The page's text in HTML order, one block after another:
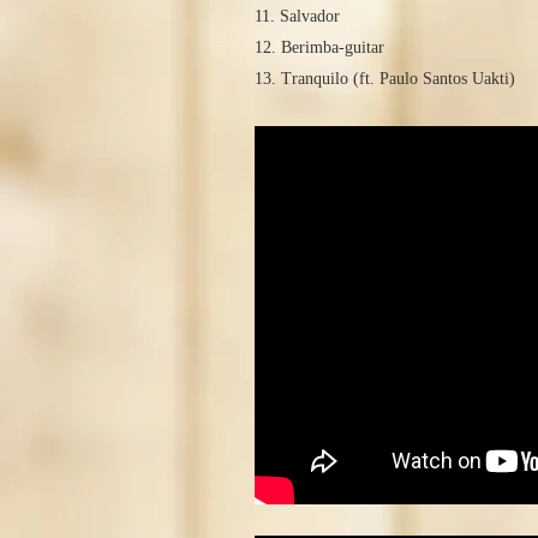
11. Salvador
12. Berimba-guitar
13. Tranquilo (ft. Paulo Santos Uakti)